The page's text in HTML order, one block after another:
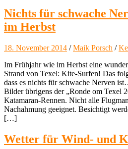
Nichts für schwache
im Herbst
18. November 2014 /Maik Porsch /
Im Frühjahr wie im Herbst eine
Strand von Texel: Kite-Surfen! Das
dass es nichts für schwache Nerven
Bilder übrigens der „Ronde om Texel
Katamaran-Rennen. Nicht alle
Nachahmung geeignet. Besichtigt
[…]
Wetter für Wind- und